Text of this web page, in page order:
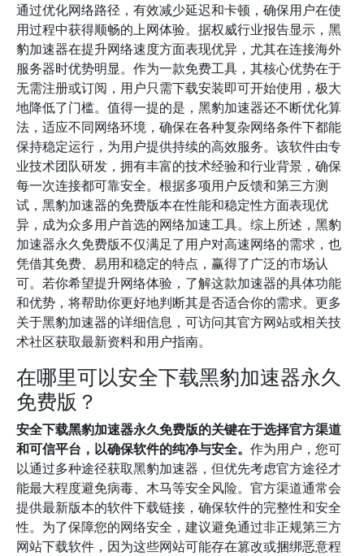
通过优化网络路径，有效减少延迟和卡顿，确保用户在使
用过程中获得顺畅的上网体验。据权威行业报告显示，黑
豹加速器在提升网络速度方面表现优异，尤其在连接海外
服务器时优势明显。作为一款免费工具，其核心优势在于
无需注册或订阅，用户只需下载安装即可开始使用，极大
地降低了门槛。值得一提的是，黑豹加速器还不断优化算
法，适应不同网络环境，确保在各种复杂网络条件下都能
保持稳定运行，为用户提供持续的高效服务。该软件由专
业技术团队研发，拥有丰富的技术经验和行业背景，确保
每一次连接都可靠安全。根据多项用户反馈和第三方测
试，黑豹加速器的免费版本在性能和稳定性方面表现优
异，成为众多用户首选的网络加速工具。综上所述，黑豹
加速器永久免费版不仅满足了用户对高速网络的需求，也
凭借其免费、易用和稳定的特点，赢得了广泛的市场认
可。若你希望提升网络体验，了解这款加速器的具体功能
和优势，将帮助你更好地判断其是否适合你的需求。更多
关于黑豹加速器的详细信息，可访问其官方网站或相关技
术社区获取最新资料和用户指南。
在哪里可以安全下载黑豹加速器永久
免费版？
安全下载黑豹加速器永久免费版的关键在于选择官方渠道
和可信平台，以确保软件的纯净与安全。 作为用户，您可
以通过多种途径获取黑豹加速器，但优先考虑官方途径才
能最大程度避免病毒、木马等安全风险。官方渠道通常会
提供最新版本的软件下载链接，确保软件的完整性和安全
性。为了保障您的网络安全，建议避免通过非正规第三方
网站下载软件，因为这些网站可能存在篡改或捆绑恶意程